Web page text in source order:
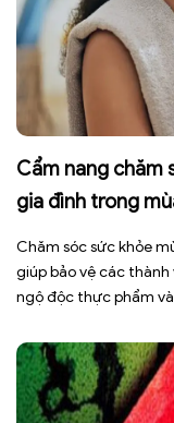
Cẩm nang chăm
gia đình trong
Chăm sóc sức khỏe
giúp bảo vệ các
ngộ độc thực phẩm
sức […]